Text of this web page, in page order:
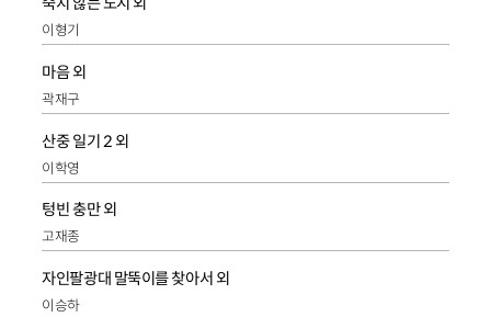
이형기
마음 외
곽재구
산중 일기 2 외
이학영
텅빈 충만 외
고재종
자인팔광대 말뚝이를 찾아서 외
이승하